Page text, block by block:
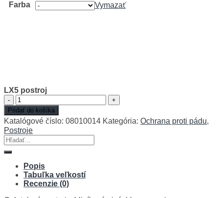
Farba
Vymazať
LX5 postroj
množstvo
LX5
postroj
Pridať do košíka
Katalógové číslo: 08010014 Kategória: Ochrana proti pádu,
Postroje
Hľadať:
Popis
Tabuľka veľkostí
Recenzie (0)